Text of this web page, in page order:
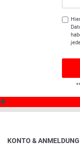
KONTO & ANMELDUNG